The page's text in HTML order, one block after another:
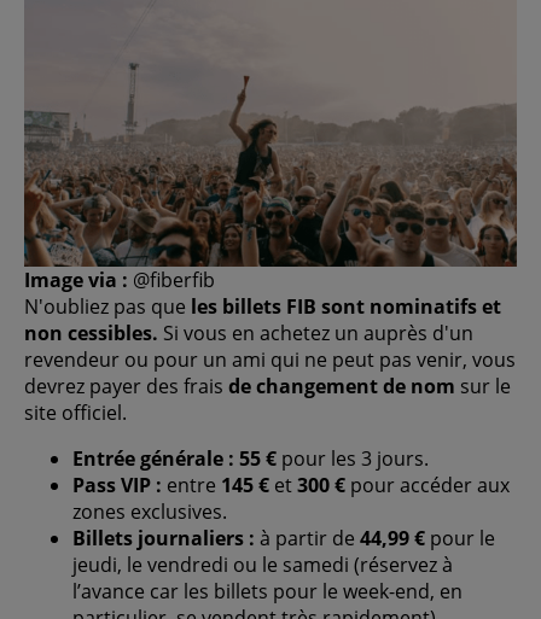
Image via : @fiberfib
N'oubliez pas que les billets FIB sont nominatifs et
non cessibles. Si vous en achetez un auprès d'un
revendeur ou pour un ami qui ne peut pas venir, vous
devrez payer des frais de changement de nom sur le
site officiel.
Entrée générale : 55 € pour les 3 jours.
Pass VIP : entre 145 € et300 € pour accéder aux
zones exclusives.
Billets journaliers : à partir de 44,99 € pour le
jeudi, le vendredi ou le samedi (réservez à
l’avance car les billets pour le week-end, en